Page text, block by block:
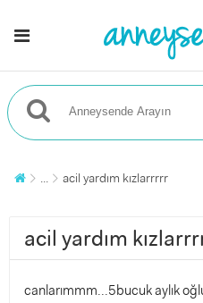
... acil yardım kızlarrrrr
acil yardım
canlarımmm...5bucuk aylık